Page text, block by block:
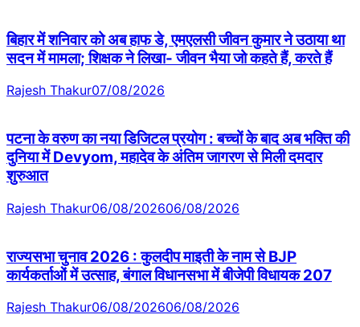
बिहार में शनिवार को अब हाफ डे, एमएलसी जीवन कुमार ने उठाया था
सदन में मामला; शिक्षक ने लिखा- जीवन भैया जो कहते हैं, करते हैं
Rajesh Thakur07/08/2026
पटना के वरुण का नया डिजिटल प्रयोग : बच्चों के बाद अब भक्ति की
दुनिया में Devyom, महादेव के अंतिम जागरण से मिली दमदार
शुरुआत
Rajesh Thakur06/08/202606/08/2026
राज्यसभा चुनाव 2026 : कुलदीप माइती के नाम से BJP
कार्यकर्ताओं में उत्साह, बंगाल विधानसभा में बीजेपी विधायक 207
Rajesh Thakur06/08/202606/08/2026